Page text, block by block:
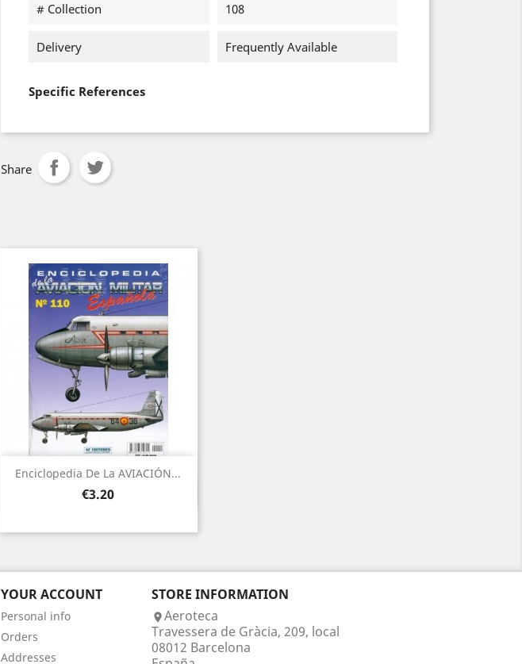
# Collection 108
Delivery Frequently Available
Specific References
Share
Enciclopedia De La AVIACIÓN...
Price
€3.20
Quick view
YOUR ACCOUNT
Personal info
Orders
Addresses
STORE INFORMATION
Aeroteca
Travessera de Gràcia, 209, local
08012 Barcelona